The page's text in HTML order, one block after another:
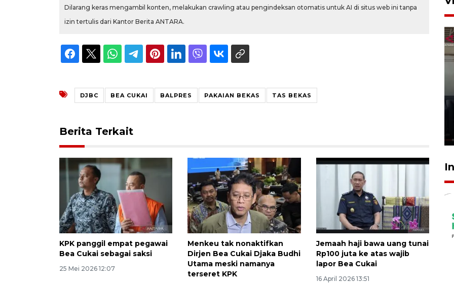
Dilarang keras mengambil konten, melakukan crawling atau pengindeksan otomatis untuk AI di situs web ini tanpa
izin tertulis dari Kantor Berita ANTARA.
DJBC BEA CUKAI BALPRES PAKAIAN BEKAS TAS BEKAS
Berita Terkait
KPK panggil empat pegawai
Bea Cukai sebagai saksi
25 Mei 2026 12:07
Menkeu tak nonaktifkan
Dirjen Bea Cukai Djaka Budhi
Utama meski namanya
terseret KPK
Jemaah haji bawa uang tunai
Rp100 juta ke atas wajib
lapor Bea Cukai
16 April 2026 13:51
Ledakan rumah di Grand